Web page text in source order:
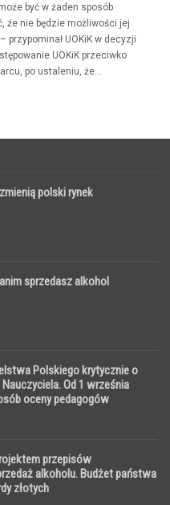
być w żaden sposób
że nie będzie możliwości jej
przypominał UOKiK w decyzji
UOKiK przeciwko
po ustaleniu, że...
polski rynek
sprzedasz alkohol
Polskiego krytycznie o
Od 1 września
oceny pedagogów
przepisów
alkoholu. Budżet państwa
złotych